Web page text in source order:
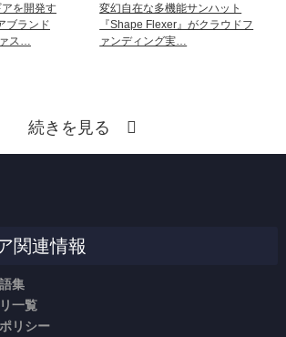
を開発す
ブランド
ァス…
変幻自在な多機能サンハット
『Shape Flexer』がクラウドフ
ァンディング実…
続きを見る
関連情報
集
一覧
リシー